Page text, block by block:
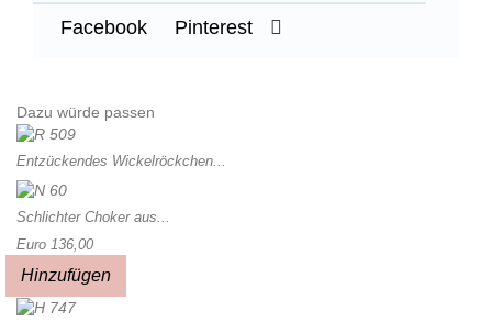
Facebook Pinterest
Dazu würde passen
Entzückendes Wickelröckchen...
Schlichter Choker aus...
Euro 136,00
Hinzufügen